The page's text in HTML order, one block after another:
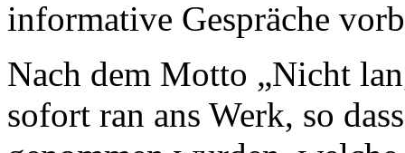
informative Gespräche
Nach dem Motto „Nicht
sofort ran ans Werk, so